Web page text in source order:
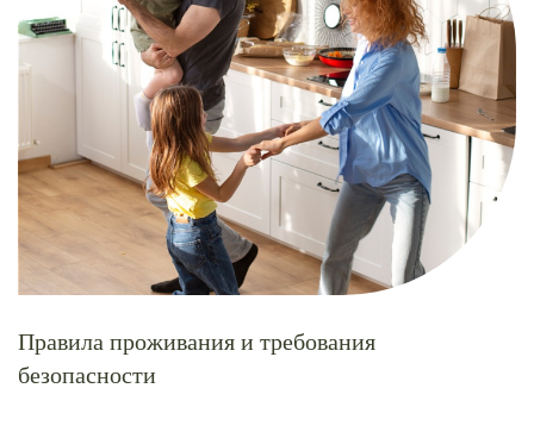
Правила проживания и требования
безопасности